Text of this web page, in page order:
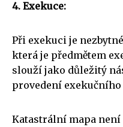
4. Exekuce:
Při exekuci je
která je předmětem
slouží jako důležitý
provedení
Katastrální mapa